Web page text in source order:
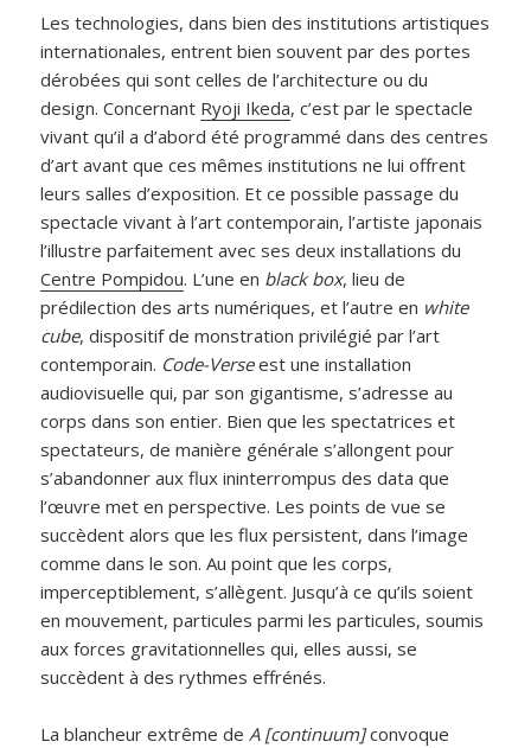
Les technologies, dans bien des institutions artistiques
internationales, entrent bien souvent par des portes
dérobées qui sont celles de l’architecture ou du
design. Concernant Ryoji Ikeda, c’est par le spectacle
vivant qu’il a d’abord été programmé dans des centres
d’art avant que ces mêmes institutions ne lui offrent
leurs salles d’exposition. Et ce possible passage du
spectacle vivant à l’art contemporain, l’artiste japonais
l’illustre parfaitement avec ses deux installations du
Centre Pompidou. L’une en black box, lieu de
prédilection des arts numériques, et l’autre en white
cube, dispositif de monstration privilégié par l’art
contemporain. Code-Verseest une installation
audiovisuelle qui, par son gigantisme, s’adresse au
corps dans son entier. Bien que les spectatrices et
spectateurs, de manière générale s’allongent pour
s’abandonner aux flux ininterrompus des data que
l’œuvre met en perspective. Les points de vue se
succèdent alors que les flux persistent, dans l’image
comme dans le son. Au point que les corps,
imperceptiblement, s’allègent. Jusqu’à ce qu’ils soient
en mouvement, particules parmi les particules, soumis
aux forces gravitationnelles qui, elles aussi, se
succèdent à des rythmes effrénés.
La blancheur extrême de A [continuum]convoque